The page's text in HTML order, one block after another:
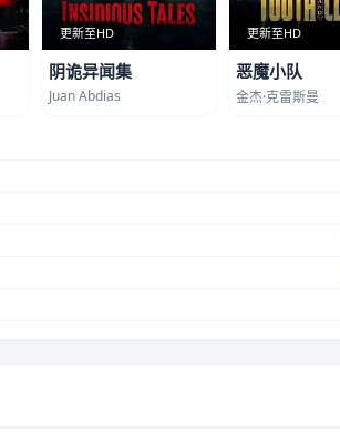
更新至HD
阴诡异闻集
Juan Abdias
更新至HD
恶魔小队
金杰·克雷斯曼